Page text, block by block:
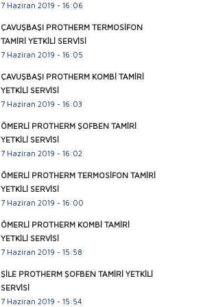
7 Haziran 2019 - 16:06
ÇAVUŞBAŞI PROTHERM TERMOSİFON
TAMİRİ YETKİLİ SERVİSİ
7 Haziran 2019 - 16:05
ÇAVUŞBAŞI PROTHERM KOMBİ TAMİRİ
YETKİLİ SERVİSİ
7 Haziran 2019 - 16:03
ÖMERLİ PROTHERM ŞOFBEN TAMİRİ
YETKİLİ SERVİSİ
7 Haziran 2019 - 16:02
ÖMERLİ PROTHERM TERMOSİFON TAMİRİ
YETKİLİ SERVİSİ
7 Haziran 2019 - 16:00
ÖMERLİ PROTHERM KOMBİ TAMİRİ
YETKİLİ SERVİSİ
7 Haziran 2019 - 15:58
ŞİLE PROTHERM ŞOFBEN TAMİRİ YETKİLİ
SERVİSİ
7 Haziran 2019 - 15:54